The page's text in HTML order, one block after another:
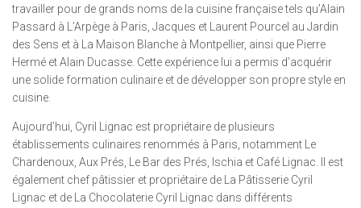
travailler pour de grands noms de la cuisine française tels qu’Alain
Passard à L’Arpège à Paris, Jacques et Laurent Pourcel au Jardin
des Sens et à La Maison Blanche à Montpellier, ainsi que Pierre
Hermé et Alain Ducasse. Cette expérience lui a permis d’acquérir
une solide formation culinaire et de développer son propre style en
cuisine.
Aujourd’hui, Cyril Lignac est propriétaire de plusieurs
établissements culinaires renommés à Paris, notamment Le
Chardenoux, Aux Prés, Le Bar des Prés, Ischia et Café Lignac. Il est
également chef pâtissier et propriétaire de La Pâtisserie Cyril
Lignac et de La Chocolaterie Cyril Lignac dans différents